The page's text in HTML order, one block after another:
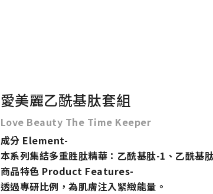
愛美麗乙酰基肽套組
Love Beauty The Time Keeper
成分 Element-
本系列集結多重胜肽精華：乙酰基肽-1、乙酰基
商品特色 Product Features-
透過專研比例，為肌膚注入緊緻能量。